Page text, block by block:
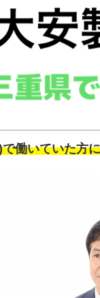
働いていた方